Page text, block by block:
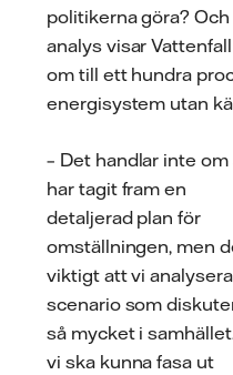
politikerna göra?
analys visar
om till ett hundra
energisystem utan
– Det handlar inte
har tagit fram en
detaljerad plan för
omställningen, men
viktigt att vi
scenario som
så mycket i
vi ska kunna fasa ut